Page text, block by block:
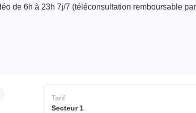
de 6h à 23h 7j/7 (téléconsultation remboursable
Tarif
Secteur 1